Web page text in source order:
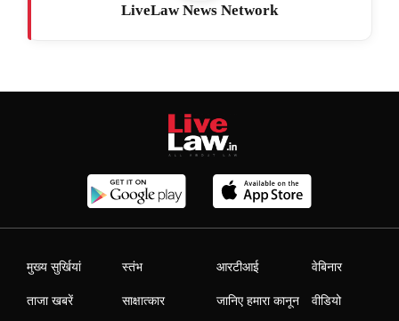
LiveLaw News Network
मुख्य सुर्खियां
ताजा खबरें
स्तंभ
साक्षात्कार
आरटीआई
जानिए हमारा कानून
वेबिनार
वीडियो